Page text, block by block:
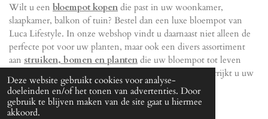
Deze website gebruikt cookies voor analyse-
doeleinden en/of het tonen van advertenties. Door
gebruik te blijven maken van de site gaat u hiermee
akkoord.
Wilt u een bloempot kopen die past in uw woonkamer,
slaapkamer, balkon of tuin? Bestel dan een luxe bloempot van
Luca Lifestyle. In onze webshop vindt u daarnaast niet alleen de
perfecte pot voor uw planten, maar ook een divers assortiment
aan struiken, bomen en planten die uw bloempot tot leven
brengen. Met de high-end producten van dit merk verrijkt u uw
leefruimte.